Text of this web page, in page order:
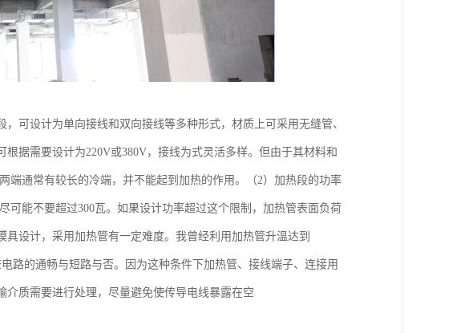
可设计为单向接线和双向接线等多种形式，材质上可采用无缝管、
据需要设计为220V或380V，接线为式灵活多样。但由于其材料和
通常有较长的冷端，并不能起到加热的作用。（2）加热段的功率
可能不要超过300瓦。如果设计功率超过这个限制，加热管表面负荷
设计，采用加热管有一定难度。我曾经利用加热管升温达到
路的通畅与短路与否。因为这种条件下加热管、接线端子、连接用
质需要进行处理，尽量避免使传导电线暴露在空